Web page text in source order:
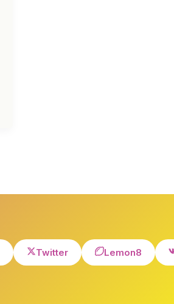
Twitter Lemon8